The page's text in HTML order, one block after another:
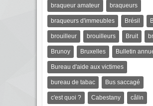
braqueur amateur braqueurs
braqueurs d'immeubles Brésil
brouilleur brouilleurs Bruit
Brunoy Bruxelles Bulletin
Bureau d'aide aux victimes
bureau de tabac Bus saccagé
c'est quoi ? Cabestany câlin